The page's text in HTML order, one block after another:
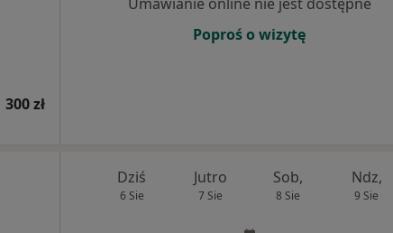
300 zł
Poproś o wizytę
Dziś
6 Sie
Jutro
7 Sie
Sob,
8 Sie
Ndz,
9 Sie